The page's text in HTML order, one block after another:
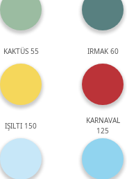
KAKTÜS 55 IRMAK 60
IŞILTI 150
KARNAVAL
125